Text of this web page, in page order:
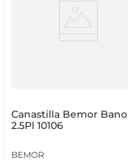
Canastilla Bemor Bano
2.5Pl 10106
BEMOR